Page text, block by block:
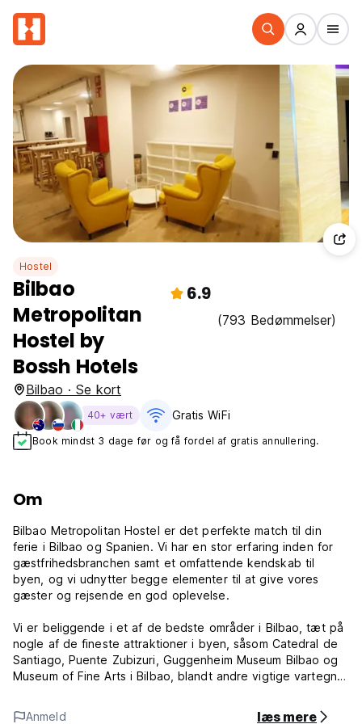
Hostel
Bilbao
Metropolitan
Hostel by
Bossh Hotels
6.9
(793 Bedømmelser)
Bilbao · Se kort
40+ vært Gratis WiFi
Book mindst 3 dage før og få fordel af gratis annullering.
Om
Bilbao Metropolitan Hostel er det perfekte match til din
ferie i Bilbao og Spanien. Vi har en stor erfaring inden for
gæstfrihedsbranchen samt et omfattende kendskab til
byen, og vi udnytter begge elementer til at give vores
gæster og rejsende en god oplevelse.
Vi er beliggende i et af de bedste områder i Bilbao, tæt på
nogle af de fineste attraktioner i byen, såsom Catedral de
Santiago, Puente Zubizuri, Guggenheim Museum Bilbao og
Museum of Fine Arts i Bilbao, blandt andre vigtige vartegn i
Anmeld læs mere